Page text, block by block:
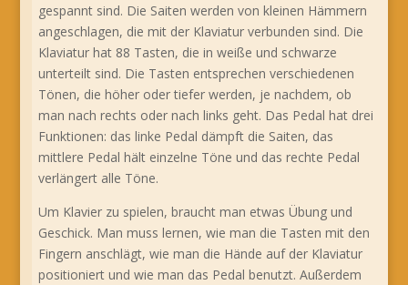
gespannt sind. Die Saiten werden von kleinen Hämmern
angeschlagen, die mit der Klaviatur verbunden sind. Die
Klaviatur hat 88 Tasten, die in weiße und schwarze
unterteilt sind. Die Tasten entsprechen verschiedenen
Tönen, die höher oder tiefer werden, je nachdem, ob
man nach rechts oder nach links geht. Das Pedal hat drei
Funktionen: das linke Pedal dämpft die Saiten, das
mittlere Pedal hält einzelne Töne und das rechte Pedal
verlängert alle Töne.
Um Klavier zu spielen, braucht man etwas Übung und
Geschick. Man muss lernen, wie man die Tasten mit den
Fingern anschlägt, wie man die Hände auf der Klaviatur
positioniert und wie man das Pedal benutzt. Außerdem